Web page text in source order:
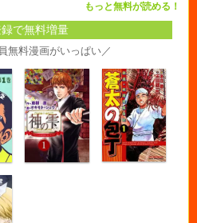
もっと無料が読める！
で無料増量
無料漫画がいっぱい／